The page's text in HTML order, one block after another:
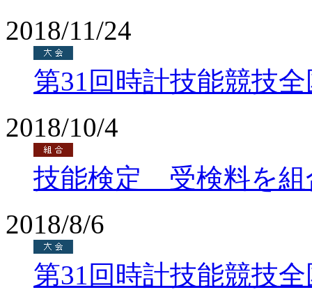
2018/11/24
第31回時計技能競技
2018/10/4
技能検定 受検料を組
2018/8/6
第31回時計技能競技